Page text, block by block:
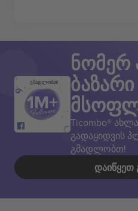
გმადლობთ!
ნომერ
ბაზარი
Ticombo®
გადაყიდვის
გმადლობთ!
ᲓᲐᲘᲬᲧᲔᲗ